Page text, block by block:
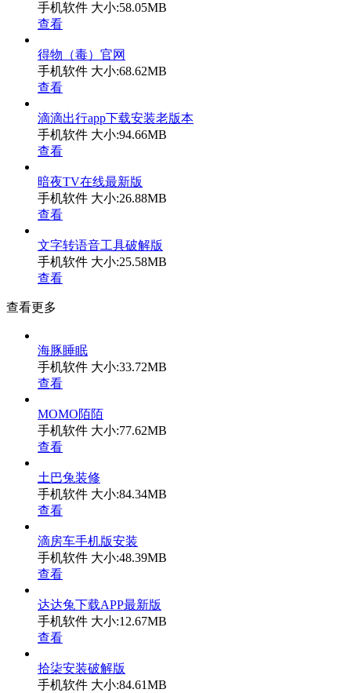
手机软件 大小:58.05MB
查看
得物（毒）官网
手机软件 大小:68.62MB
查看
滴滴出行app下载安装老版本
手机软件 大小:94.66MB
查看
暗夜TV在线最新版
手机软件 大小:26.88MB
查看
文字转语音工具破解版
手机软件 大小:25.58MB
查看
查看更多
海豚睡眠
手机软件 大小:33.72MB
查看
MOMO陌陌
手机软件 大小:77.62MB
查看
土巴兔装修
手机软件 大小:84.34MB
查看
滴房车手机版安装
手机软件 大小:48.39MB
查看
达达兔下载APP最新版
手机软件 大小:12.67MB
查看
拾柒安装破解版
手机软件 大小:84.61MB